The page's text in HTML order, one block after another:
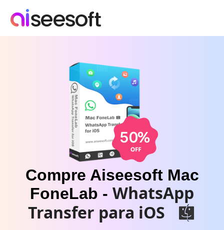
Compre Aiseesoft Mac
FoneLab - WhatsApp
Transfer para iOS